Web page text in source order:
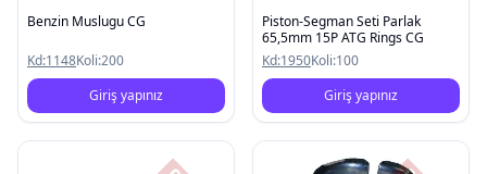
Benzin Muslugu CG
Kd:1148Koli:200
Giriş yapınız
Piston-Segman Seti Parlak
65,5mm 15P ATG Rings CG
Kd:1950Koli:100
Giriş yapınız